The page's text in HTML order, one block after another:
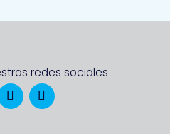
redes sociales